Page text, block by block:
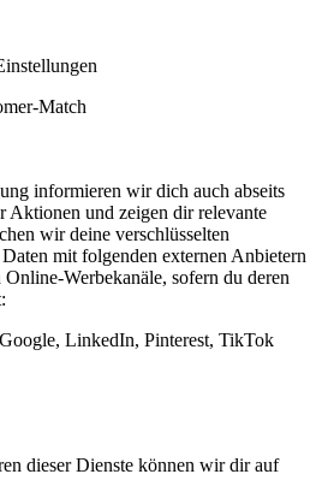
Match
informieren wir dich auch abseits
Aktionen und zeigen dir relevante
wir deine verschlüsselten
mit folgenden externen Anbietern
Online-Werbekanäle, sofern du deren
LinkedIn, Pinterest, TikTok
dieser Dienste können wir dir auf